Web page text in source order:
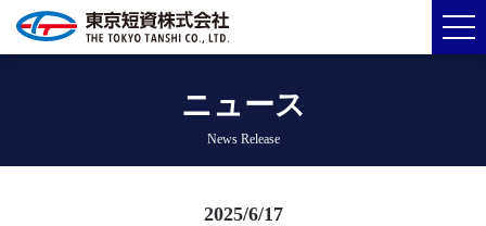
ニュース
News Release
2025/6/17